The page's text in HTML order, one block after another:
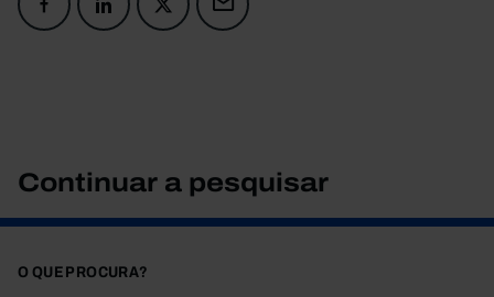
Continuar a pesquisar
O QUE PROCURA?